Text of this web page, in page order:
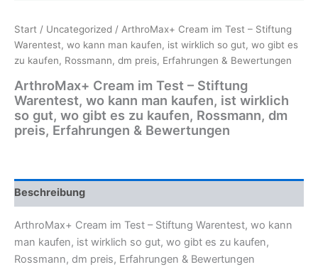
Start / Uncategorized / ArthroMax+ Cream im Test – Stiftung
Warentest, wo kann man kaufen, ist wirklich so gut, wo gibt es
zu kaufen, Rossmann, dm preis, Erfahrungen & Bewertungen
ArthroMax+ Cream im Test – Stiftung
Warentest, wo kann man kaufen, ist wirklich
so gut, wo gibt es zu kaufen, Rossmann, dm
preis, Erfahrungen & Bewertungen
Beschreibung
ArthroMax+ Cream im Test – Stiftung Warentest, wo kann
man kaufen, ist wirklich so gut, wo gibt es zu kaufen,
Rossmann, dm preis, Erfahrungen & Bewertungen